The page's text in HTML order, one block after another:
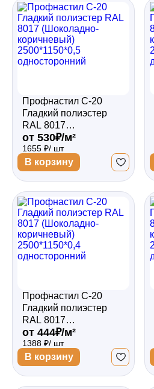
Профнастил С-20
Гладкий полиэстер
RAL 8017
(Шоколадно-
коричневый)
2500*1150*0,5
односторонний
от 530₽/м²
1655 ₽/ шт
В корзину
Профнастил С-20
Гладкий полиэстер
RAL 8017
(Шоколадно-
коричневый)
2500*1150*0,4
односторонний
от 444₽/м²
1388 ₽/ шт
В корзину